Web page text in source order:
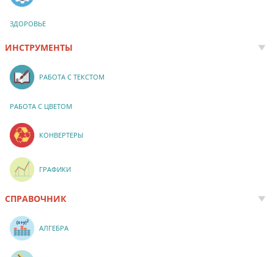
ЗДОРОВЬЕ
ИНСТРУМЕНТЫ
РАБОТА С ТЕКСТОМ
РАБОТА С ЦВЕТОМ
КОНВЕРТЕРЫ
ГРАФИКИ
СПРАВОЧНИК
АЛГЕБРА